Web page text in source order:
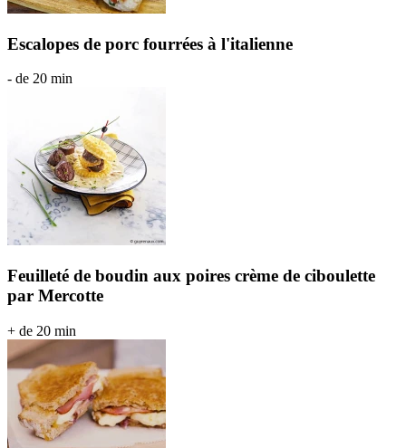
Escalopes de porc fourrées à l'italienne
- de 20 min
Feuilleté de boudin aux poires crème de ciboulette
par Mercotte
+ de 20 min